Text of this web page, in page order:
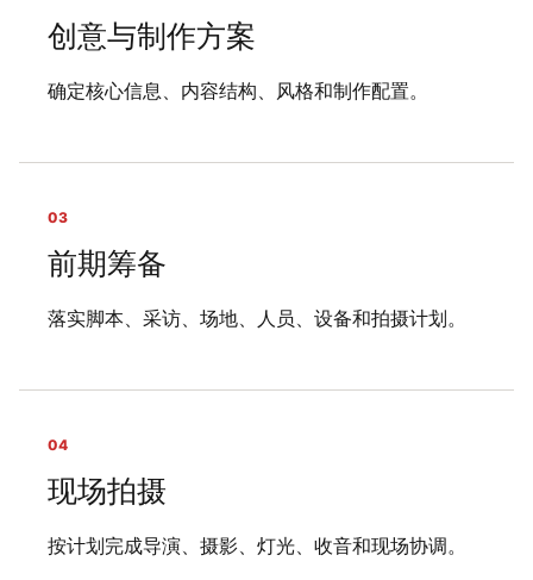
创意与制作方案
确定核心信息、内容结构、风格和制作配置。
03
前期筹备
落实脚本、采访、场地、人员、设备和拍摄计划。
04
现场拍摄
按计划完成导演、摄影、灯光、收音和现场协调。